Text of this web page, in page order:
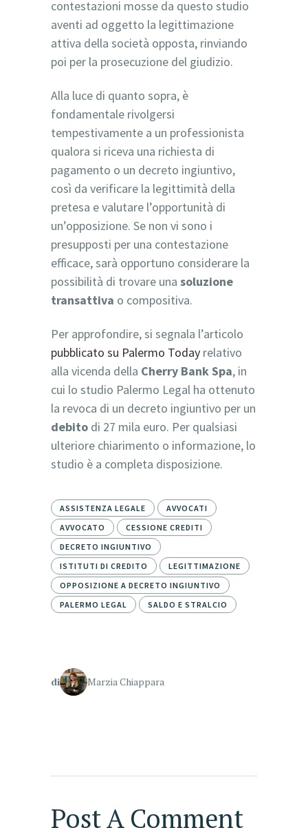
contestazioni mosse da questo studio
aventi ad oggetto la legittimazione
attiva della società opposta, rinviando
poi per la prosecuzione del giudizio.
Alla luce di quanto sopra, è
fondamentale rivolgersi
tempestivamente a un professionista
qualora si riceva una richiesta di
pagamento o un decreto ingiuntivo,
così da verificare la legittimità della
pretesa e valutare l’opportunità di
un’opposizione. Se non vi sono i
presupposti per una contestazione
efficace, sarà opportuno considerare la
possibilità di trovare una soluzione
transattiva o compositiva.
Per approfondire, si segnala l’articolo
pubblicato su Palermo Today relativo
alla vicenda della Cherry Bank Spa, in
cui lo studio Palermo Legal ha ottenuto
la revoca di un decreto ingiuntivo per un
debito di 27 mila euro. Per qualsiasi
ulteriore chiarimento o informazione, lo
studio è a completa disposizione.
ASSISTENZA LEGALE
AVVOCATI
AVVOCATO
CESSIONE CREDITI
DECRETO INGIUNTIVO
ISTITUTI DI CREDITO
LEGITTIMAZIONE
OPPOSIZIONE A DECRETO INGIUNTIVO
PALERMO LEGAL
SALDO E STRALCIO
di Marzia Chiappara
Post A Comment